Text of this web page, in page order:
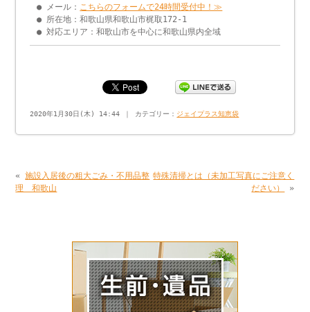
● メール： こちらのフォームで24時間受付中！≫
● 所在地：和歌山県和歌山市梶取172-1
● 対応エリア：和歌山市を中心に和歌山県内全域
2020年1月30日(木) 14:44 ｜ カテゴリー： ジェイプラス知恵袋
«施設入居後の粗大ごみ・不用品整
理 和歌山
特殊清掃とは（未加工写真にご注意く
ださい）
»